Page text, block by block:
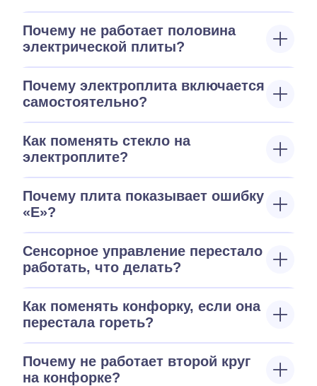
Почему не работает половина
электрической плиты?
Почему электроплита включается
самостоятельно?
Как поменять стекло на
электроплите?
Почему плита показывает ошибку
«E»?
Сенсорное управление перестало
работать, что делать?
Как поменять конфорку, если она
перестала гореть?
Почему не работает второй круг
на конфорке?